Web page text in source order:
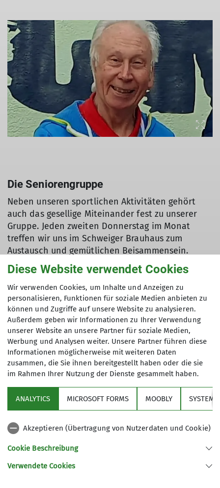
Die Seniorengruppe
Neben unseren sportlichen Aktivitäten gehört
auch das gesellige Miteinander fest zu unserer
Gruppe. Jeden zweiten Donnerstag im Monat
treffen wir uns im Schweiger Brauhaus zum
Austausch und gemütlichen Beisammensein.
Wer gerne in Gesellschaft aktiv unterwegs ist und
neue Kontakte knüpfen möchte, ist bei uns
herzlich willkommen.
👉 Mehr zur Seniorengruppe
Über den Verein
Service
Sektion Markt Schwaben des Deutschen Alpenvereins e.V.
Diese Website verwendet Cookies
Wir verwenden Cookies, um Inhalte und Anzeigen zu
personalisieren, Funktionen für soziale Medien anbieten zu
können und Zugriffe auf unsere Website zu analysieren.
Außerdem geben wir Informationen zu Ihrer Verwendung
unserer Website an unsere Partner für soziale Medien,
Werbung und Analysen weiter. Unsere Partner führen diese
Informationen möglicherweise mit weiteren Daten
zusammen, die Sie ihnen bereitgestellt haben oder die sie
im Rahmen Ihrer Nutzung der Dienste gesammelt haben.
ANALYTICS MICROSOFT FORMS MOOBLY SYSTEM
Akzeptieren (Übertragung von Nutzerdaten und Cookie)
Cookie Beschreibung
Verwendete Cookies